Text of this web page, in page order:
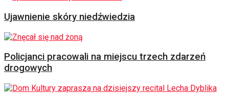
Ujawnienie skóry niedźwiedzia
Policjanci pracowali na miejscu trzech zdarzeń
drogowych